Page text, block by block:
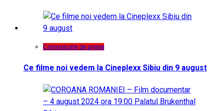
Comunicate de presa
Ce filme noi vedem la Cineplexx Sibiu din 9 august